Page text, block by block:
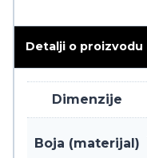
Detalji o proizvodu
Dimenzije
Boja (materijal)